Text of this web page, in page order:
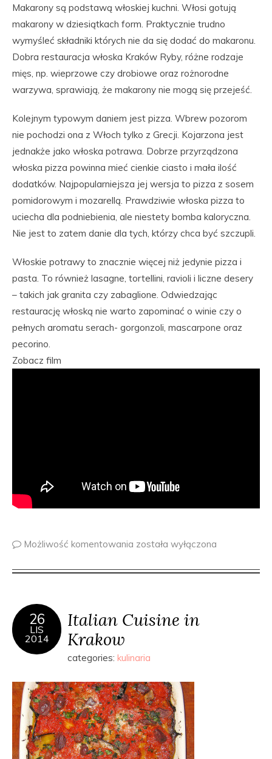
Makarony są podstawą włoskiej kuchni. Włosi gotują
makarony w dziesiątkach form. Praktycznie trudno
wymyśleć składniki których nie da się dodać do makaronu.
Dobra restauracja włoska Kraków Ryby, różne rodzaje
mięs, np. wieprzowe czy drobiowe oraz rożnorodne
warzywa, sprawiają, że makarony nie mogą się przejeść.
Kolejnym typowym daniem jest pizza. Wbrew pozorom
nie pochodzi ona z Włoch tylko z Grecji. Kojarzona jest
jednakże jako włoska potrawa. Dobrze przyrządzona
włoska pizza powinna mieć cienkie ciasto i mała ilość
dodatków. Najpopularniejsza jej wersja to pizza z sosem
pomidorowym i mozarellą. Prawdziwie włoska pizza to
uciecha dla podniebienia, ale niestety bomba kaloryczna.
Nie jest to zatem danie dla tych, którzy chca być szczupli.
Włoskie potrawy to znacznie więcej niż jedynie pizza i
pasta. To również lasagne, tortellini, ravioli i liczne desery
– takich jak granita czy zabaglione. Odwiedzając
restaurację włoską nie warto zapominać o winie czy o
pełnych aromatu serach- gorgonzoli, mascarpone oraz
pecorino.
Zobacz film
Możliwość komentowania została wyłączona
26
LIS
2014
Italian Cuisine in
Krakow
categories: kulinaria